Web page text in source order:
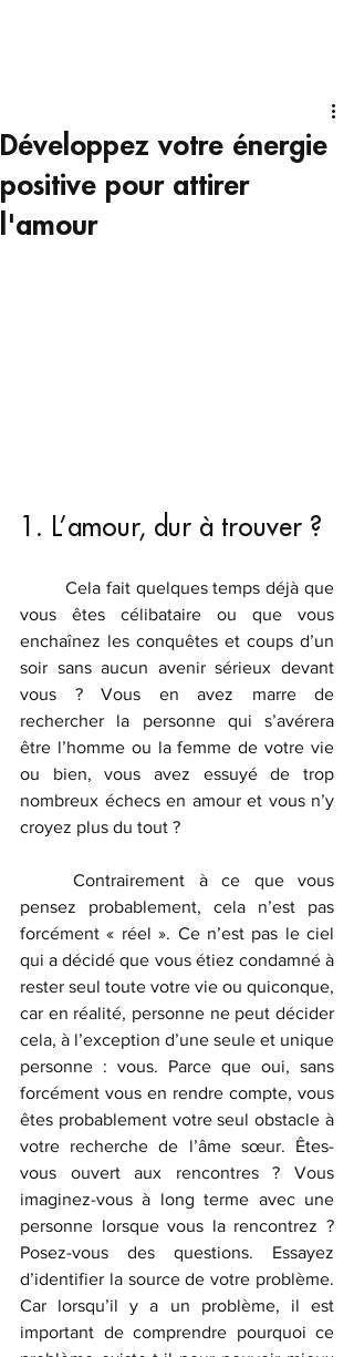
Développez votre énergie
positive pour attirer
l'amour
1. L’amour, dur à trouver ?
vous êtes célibataire ou que vous
enchaînez les conquêtes et coups d’un
soir sans aucun avenir sérieux devant
vous ? Vous en avez marre de
rechercher la personne qui s’avérera
être l’homme ou la femme de votre vie
ou bien, vous avez essuyé de trop
nombreux échecs en amour et vous n’y
croyez plus du tout ?
	Contrairement à ce que vous
pensez probablement, cela n’est pas
forcément « réel ». Ce n’est pas le ciel
qui a décidé que vous étiez condamné à
rester seul toute votre vie ou quiconque,
car en réalité, personne ne peut décider
cela, à l’exception d’une seule et unique
personne : vous. Parce que oui, sans
forcément vous en rendre compte, vous
êtes probablement votre seul obstacle à
votre recherche de l’âme sœur. Êtes-
vous ouvert aux rencontres ? Vous
imaginez-vous à long terme avec une
personne lorsque vous la rencontrez ?
Posez-vous des questions. Essayez
d’identifier la source de votre problème.
Car lorsqu’il y a un problème, il est
important de comprendre pourquoi ce